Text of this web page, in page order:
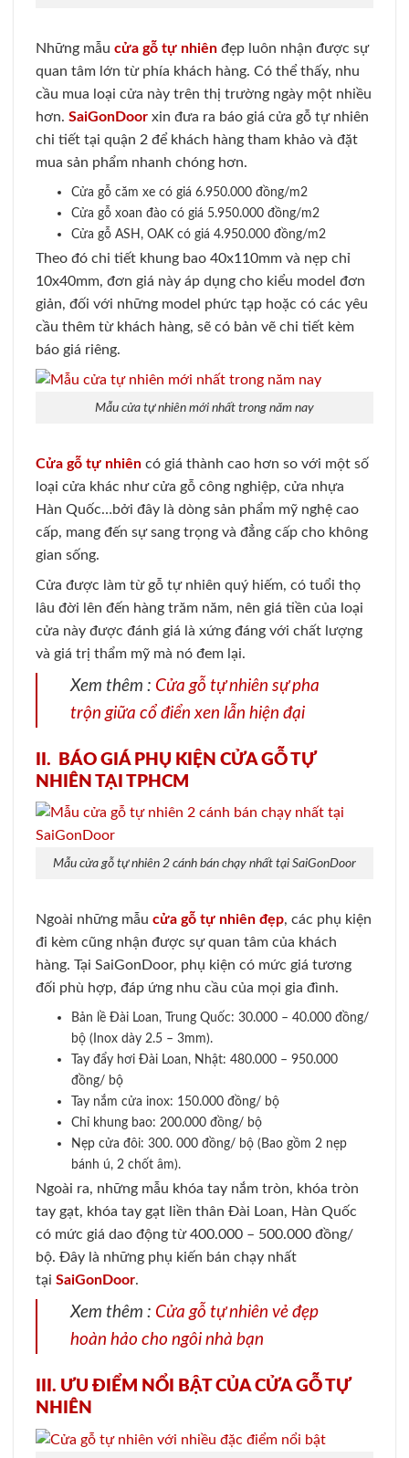
Những mẫu cửa gỗ tự nhiên đẹp luôn nhận được sự
quan tâm lớn từ phía khách hàng. Có thể thấy, nhu
cầu mua loại cửa này trên thị trường ngày một nhiều
hơn. SaiGonDoor xin đưa ra báo giá cửa gỗ tự nhiên
chi tiết tại quận 2 để khách hàng tham khảo và đặt
mua sản phẩm nhanh chóng hơn.
Cửa gỗ căm xe có giá 6.950.000 đồng/m2
Cửa gỗ xoan đào có giá 5.950.000 đồng/m2
Cửa gỗ ASH, OAK có giá 4.950.000 đồng/m2
Theo đó chi tiết khung bao 40x110mm và nẹp chỉ
10x40mm, đơn giá này áp dụng cho kiểu model đơn
giản, đối với những model phức tạp hoặc có các yêu
cầu thêm từ khách hàng, sẽ có bản vẽ chi tiết kèm
báo giá riêng.
Mẫu cửa tự nhiên mới nhất trong năm nay
Cửa gỗ tự nhiên có giá thành cao hơn so với một số
loại cửa khác như cửa gỗ công nghiệp, cửa nhựa
Hàn Quốc…bởi đây là dòng sản phẩm mỹ nghệ cao
cấp, mang đến sự sang trọng và đẳng cấp cho không
gian sống.
Cửa được làm từ gỗ tự nhiên quý hiếm, có tuổi thọ
lâu đời lên đến hàng trăm năm, nên giá tiền của loại
cửa này được đánh giá là xứng đáng với chất lượng
và giá trị thẩm mỹ mà nó đem lại.
Xem thêm : Cửa gỗ tự nhiên sự pha
trộn giữa cổ điển xen lẫn hiện đại
II. BÁO GIÁ PHỤ KIỆN CỬA GỖ TỰ
NHIÊN TẠI TPHCM
Mẫu cửa gỗ tự nhiên 2 cánh bán chạy nhất tại SaiGonDoor
Ngoài những mẫu cửa gỗ tự nhiên đẹp, các phụ kiện
đi kèm cũng nhận được sự quan tâm của khách
hàng. Tại SaiGonDoor, phụ kiện có mức giá tương
đối phù hợp, đáp ứng nhu cầu của mọi gia đình.
Bản lề Đài Loan, Trung Quốc: 30.000 – 40.000 đồng/
bộ (Inox dày 2.5 – 3mm).
Tay đẩy hơi Đài Loan, Nhật: 480.000 – 950.000
đồng/ bộ
Tay nắm cửa inox: 150.000 đồng/ bộ
Chỉ khung bao: 200.000 đồng/ bộ
Nẹp cửa đôi: 300. 000 đồng/ bộ (Bao gồm 2 nẹp
bánh ú, 2 chốt âm).
Ngoài ra, những mẫu khóa tay nắm tròn, khóa tròn
tay gạt, khóa tay gạt liền thân Đài Loan, Hàn Quốc
có mức giá dao động từ 400.000 – 500.000 đồng/
bộ. Đây là những phụ kiến bán chạy nhất
tại SaiGonDoor.
Xem thêm : Cửa gỗ tự nhiên vẻ đẹp
hoàn hảo cho ngôi nhà bạn
III. ƯU ĐIỂM NỔI BẬT CỦA CỬA GỖ TỰ
NHIÊN